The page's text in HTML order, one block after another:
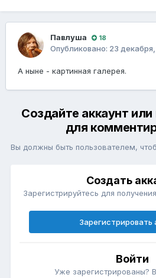
Павлуша 18
Опубликовано: 23
А ныне - картинная галерея.
Создайте аккаунт или
для
Вы должны быть пользователем,
Создать
Зарегистрируйтесь для
Зарегистрировать
Войти
Уже зарегистрированы?